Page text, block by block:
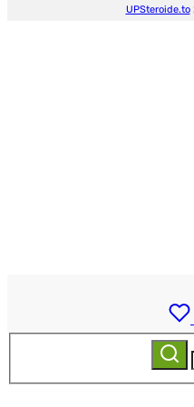
UPSteroide.to
بحث